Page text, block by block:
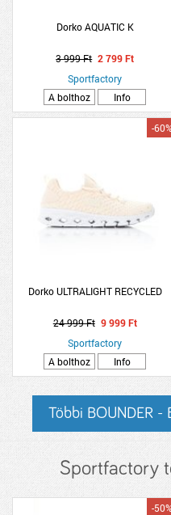
Dorko AQUATIC K
3 999 Ft 2 799 Ft
Sportfactory
A bolthoz
Info
Dorko ULTRALIGHT RECYCLED
-
24 999 Ft 9 999 Ft
Sportfactory
A bolthoz
Info
Többi BOUNDER -
Sportfactory
-